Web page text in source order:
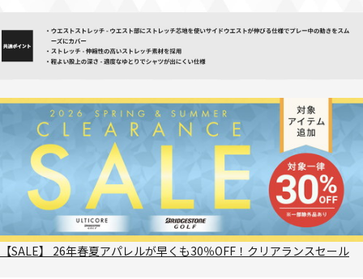
【SALE】 26年春夏アパレルが早くも30％OFF！クリアランスセール